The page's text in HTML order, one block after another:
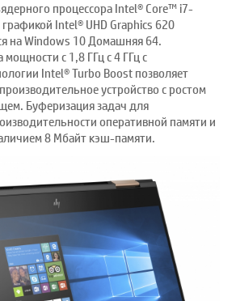
процессора Intel® Core™ i7-
Intel® UHD Graphics 620
на Windows 10 Домашняя 64.
с 1,8 ГГц с 4 ГГц с
Intel® Turbo Boost позволяет
устройство с ростом
Буферизация задач для
оперативной памяти и
8 Мбайт кэш-памяти.